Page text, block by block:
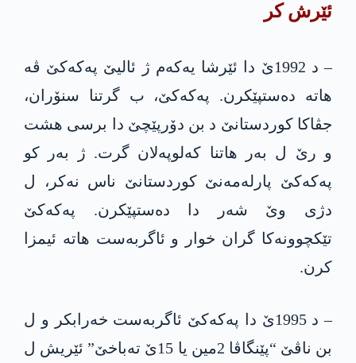
ئێرش کر
– د 1992ێ دا ئێرشا یەکەم ژ ئالیێ په‌كه‌كێ ڤە
هاتە دەستپێکرن. په‌كه‌كێ، ب گرتنا سنۆران،
جڤاکا کوردستانێ د بن دۆرپێچێ دا برسی هشت
و رێ ل بەر هاتنا کەلوپەلان گرت. ژ بەر کو
په‌كه‌كێ پارلەمەنێ کوردستانێ ناس نەکر، ل
دژی وێ شەر دا دەستپێکرن. په‌كه‌كێ
تێکچوونەکا گران خوار و ئاگربەست هاتە ئیمزا
کرن.
– د 1995ێ دا په‌كه‌كێ ئاگربەست خەرابکر و ل
بن ناڤێ “پێنگاڤا 2مین یا 15ێ تەباخێ” ئێریش ل